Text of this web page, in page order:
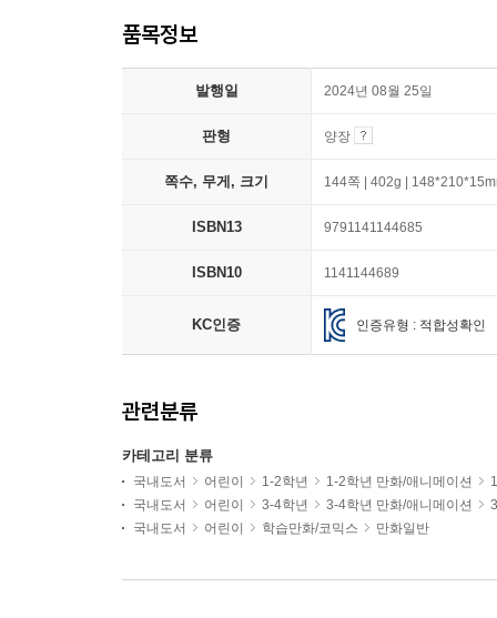
품목정보
발행일 2024년 08월 25일
판형 양장
쪽수, 무게, 크기 144쪽 | 402g |
ISBN13 9791141144685
ISBN10 1141144689
KC인증 인증유형 : 적합성확인
관련분류
카테고리 분류
국내도서 어린이 1-2학년 1-2학년 만화/애니메이션
국내도서
어린이 3-4학년 3-4학년 만화/애니메이션
국내도서
어린이 학습만화/코믹스 만화일반